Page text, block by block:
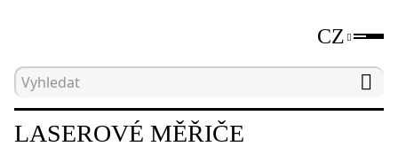
CZ
Hlavní strana Nástroje pro měření
LASEROVÉ MĚŘIČE